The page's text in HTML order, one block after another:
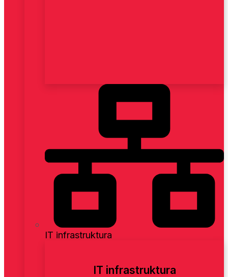
IT infrastruktura
IT infrastruktura